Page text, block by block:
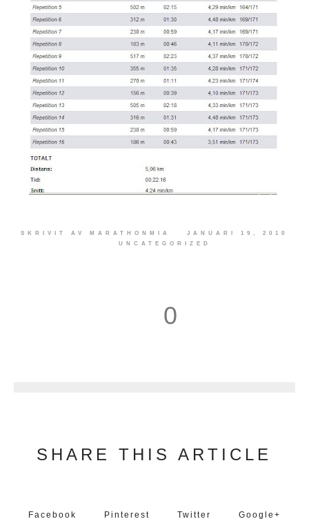
SKRIVIT AV MARATHONMIA
JANUARI 19, 2010
UNCATEGORIZED
0
SHARE THIS ARTICLE
Facebook Pinterest Twitter Google+